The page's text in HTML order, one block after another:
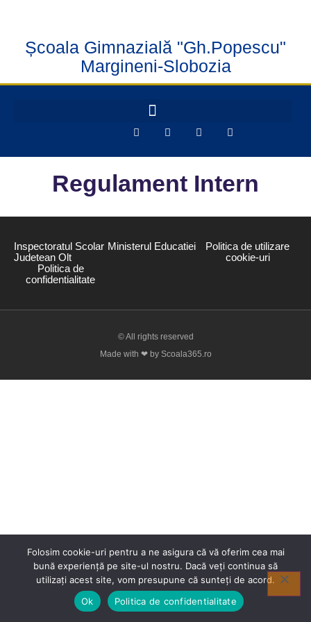
Școala Gimnazială "Gh.Popescu"
Margineni-Slobozia
Regulament Intern
Inspectoratul Scolar
Judetean Olt
Ministerul Educatiei
Politica de utilizare
cookie-uri
Politica de
confidentialitate
© All rights reserved
Made with ❤ by Scoala365.ro
Folosim cookie-uri pentru a ne asigura că vă oferim cea mai
bună experiență pe site-ul nostru. Dacă veți continua să
utilizați acest site, vom presupune că sunteți de acord.
Ok
Politica de confidentialitate